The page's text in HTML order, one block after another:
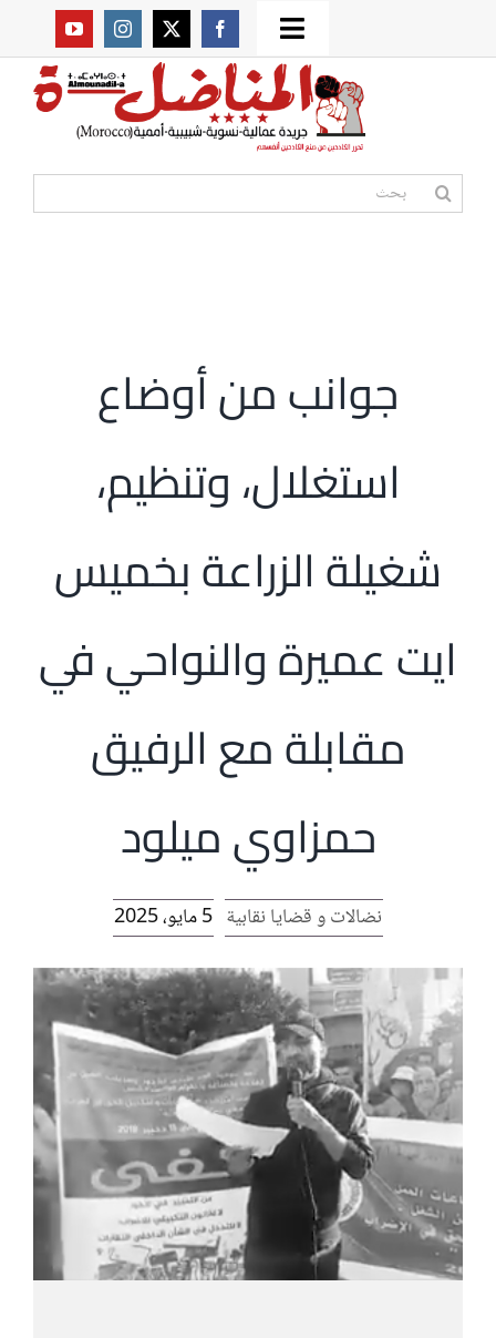
to
Toggle
Navigation
من نحن؟
افتتاحية موقع المناضل-ة
روابط
البحث
جوانب من أوضاع
استغلال، وتنظيم،
شغيلة الزراعة بخميس
ايت عميرة والنواحي في
مقابلة مع الرفيق
حمزاوي ميلود
نضالات و قضايا نقابية 5 مايو، 2025